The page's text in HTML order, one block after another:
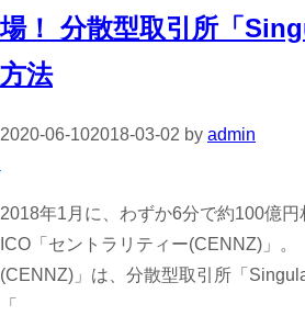
場！ 分散型取引所「
方法
2020-06-102018-03-02 by admin
2018年1月に、わずか6分で約100億
ICO「セントラリティー(CENNZ)」。
(CENNZ)」は、分散型取引所「
「